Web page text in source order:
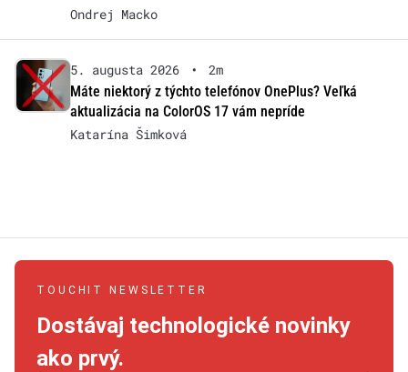
Ondrej Macko
5. augusta 2026 •
2m
Máte niektorý z týchto telefónov OnePlus? Veľká
aktualizácia na ColorOS 17 vám nepríde
Katarína Šimková
TOUCHIT NEWSLETTER
Dostávaj technologické novinky
ako prvý.